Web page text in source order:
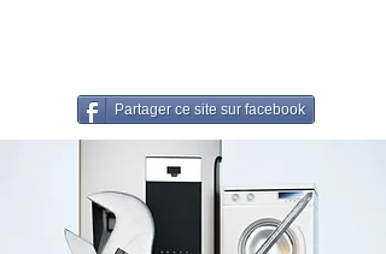
Partager ce site sur facebook